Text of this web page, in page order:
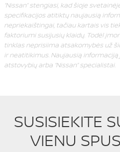
“Nissan” stengiasi, kad šioje
specifikacijos atitiktų naujausią
nepriekaištingai, tačiau kartais vis
faktoriumi susijusių klaidų. Todėl
tinklas neprisiima atsakomybės už
ir neatitikimus. Naujausią
atstovybių arba “Nissan” specialistai.
SUSISIEKITE
VIENU